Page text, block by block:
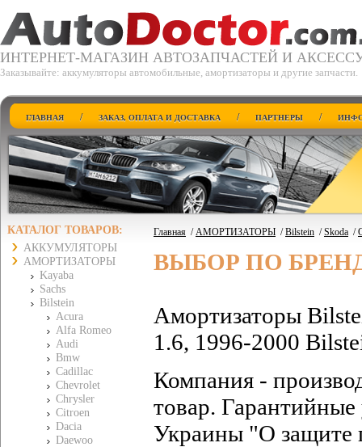
ИНТЕРНЕТ-МАГАЗИН АВТОЗАПЧАСТЕЙ И
Заказывайте: аккумуляторы автомобильные, амортизаторы и другие запчасти.
ГЛАВНАЯ / ЗАКАЗ, ОПЛАТА И ДОСТАВКА / ПАРТНЕРЫ /
КАТАЛОГ ТОВАРОВ:
АККУМУЛЯТОРЫ
АМОРТИЗАТОРЫ
Kayaba
Sachs
Bilstein
Acura
Alfa Romeo
Audi
Bmw
Cadillac
Chevrolet
Chrysler
Citroen
Dacia
Daewoo
Главная /АМОРТИЗАТОРЫ /Bilstein /Skoda /
ВЫБОР ПО
Амортизаторы
1.6, 1996-2000
Компания -
товар. Гарантийные
Украины "О защите